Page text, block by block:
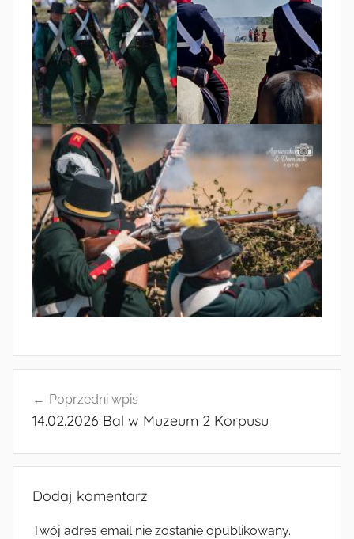
wpisuPoprzedni wpis
14.02.2026 Bal w Muzeum 2 Korpusu
Dodaj komentarz
Twój adres email nie zostanie opublikowany.